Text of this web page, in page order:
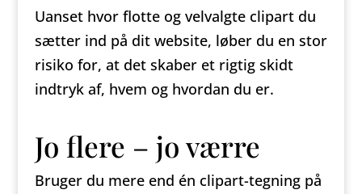
Uanset hvor flotte og velvalgte clipart du
sætter ind på dit website, løber du en stor
risiko for, at det skaber et rigtig skidt
indtryk af, hvem og hvordan du er.
Jo flere – jo værre
Bruger du mere end én clipart-tegning på